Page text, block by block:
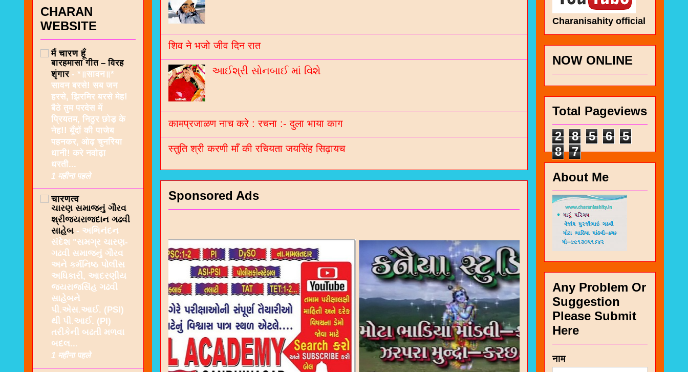
शिव ने भजो जीव दिन रात
આઈશ્રી સોનબાઈ માં વિશે
कामप्रजाळण नाच करे : रचना :- दुला भाया काग
स्तुति श्री करणी माँ की रचियता जयसिंह सिढ़ायच
Sponsored Ads
CHARAN
WEBSITE
मैं चारण हूँ
बारहमासा गीत – विरह
शृंगार - *॥सावन॥*
सावन बरसे! सब जन
हरसे, झिरमिर बरसे मेह!
बैठे तुम परदेस में
प्रियतम, निठुर छोड़ के
नेह!! बूँदों की पाजेब
पहनकर, ओढ़ चुनरिया
धानी! करे नवोढ़ा
धरती...
1 महीना पहले
चारणत्व
ચારણ સમાજનું ગૌરવ
શ્રીજયરાજદાન ગઢવી
સાહેબ - અભિનંદન
સંદેશ "સમગ્ર ચારણ-
ગઢવી સમાજનું ગૌરવ
અને કર્મનિષ્ઠ પોલીસ
અધિકારી, આદરણીય
જયરાજસિંહ ગઢવી
સાહેબને
પી.એસ.આઈ. (PSI)
થી પી.આઈ. (PI)
તરીકેની બઢતી મળવા
બદલ...
1 महीना पहले
Charanisahity official
NOW ONLINE
Total Pageviews
2
8 5 6
5
8
7
About Me
Any Problem Or
Suggestion
Please Submit
Here
नाम